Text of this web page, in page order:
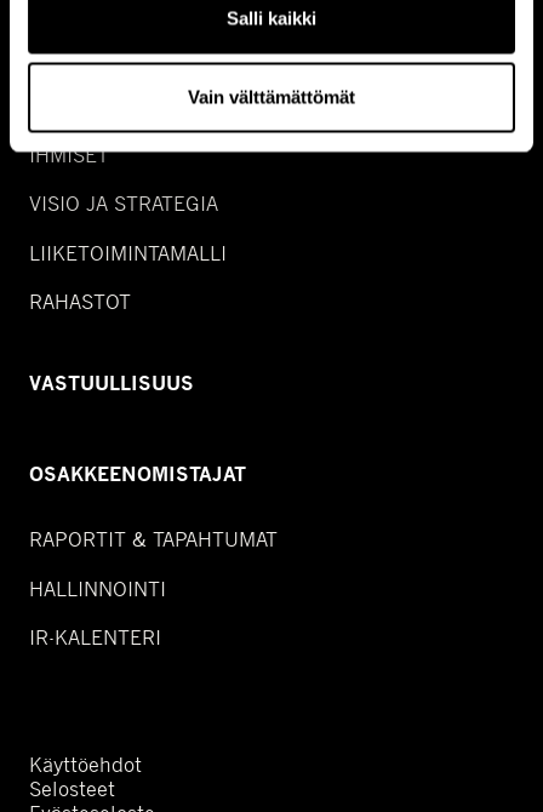
Salli kaikki
Vain välttämättömät
IHMISET
VISIO JA STRATEGIA
LIIKETOIMINTAMALLI
RAHASTOT
VASTUULLISUUS
OSAKKEENOMISTAJAT
RAPORTIT & TAPAHTUMAT
HALLINNOINTI
IR-KALENTERI
Käyttöehdot
Selosteet